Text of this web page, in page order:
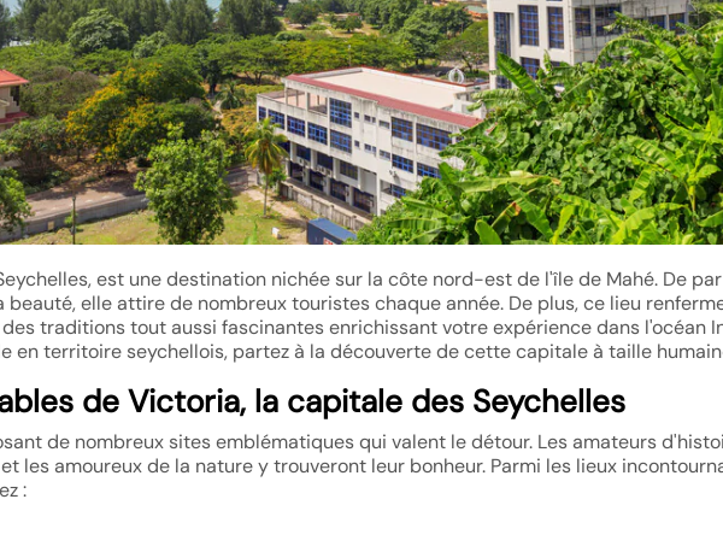
est une destination nichée sur la côte nord-est de l'île de Mahé. De
elle attire de nombreux touristes chaque année. De plus, ce lieu
traditions tout aussi fascinantes enrichissant votre expérience dans l'océan
en territoire seychellois, partez à la découverte de cette capitale à taille
de Victoria, la capitale des Seychelles
de nombreux sites emblématiques qui valent le détour. Les amateurs
les amoureux de la nature y trouveront leur bonheur. Parmi les lieux
: